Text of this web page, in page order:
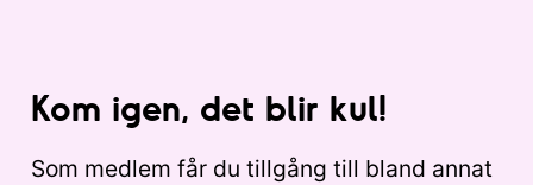
Kom igen, det blir kul!
Som medlem får du tillgång till bland annat